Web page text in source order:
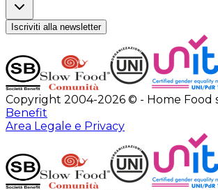
Iscriviti alla newsletter
Copyright 2004-2026 © - Home Food
Benefit
Area Legale e Privacy